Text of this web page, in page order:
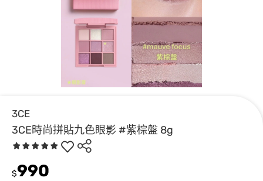
3CE
3CE時尚拼貼九色眼影 #紫棕盤 8g
$990